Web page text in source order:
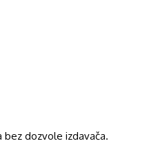
bez dozvole izdavača.